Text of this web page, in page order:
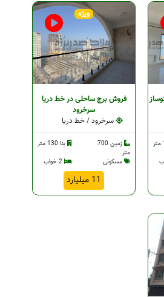
ویژه
فروش برج ساحلی در خط دریا
سرخرود
سرخرود / خط دریا
زمین 700
متر
بنا 130 متر
مسکونی
2 خواب
11 میلیارد